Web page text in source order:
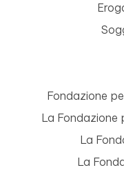
Fondazione
La Fondazione
La
La